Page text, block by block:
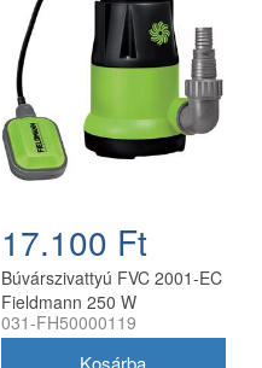
17.100 Ft
Búvárszivattyú FVC 2001-EC
Fieldmann 250 W
031-FH50000119